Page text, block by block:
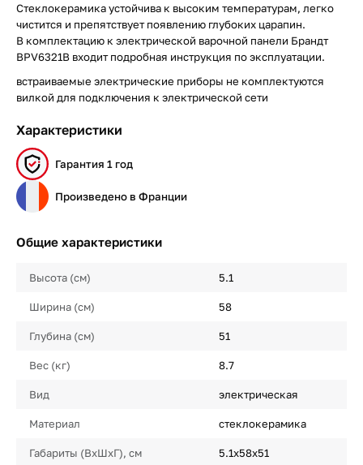
Стеклокерамика устойчива к высоким температурам, легко
чистится и препятствует появлению глубоких царапин.
В комплектацию к электрической варочной панели Брандт
BPV6321B входит подробная инструкция по эксплуатации.
встраиваемые электрические приборы не комплектуются
вилкой для подключения к электрической сети
Характеристики
Гарантия 1 год
Произведено в Франции
Общие характеристики
Высота (см) 5.1
Ширина (см) 58
Глубина (см) 51
Вес (кг) 8.7
Вид электрическая
Материал стеклокерамика
Габариты (ВхШхГ), см 5.1x58x51